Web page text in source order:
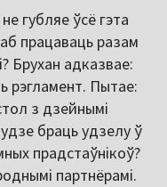
губляе ўсё гэта
працаваць разам
Брухан адказвае:
рэгламент. Пытае:
з дзейнымі
браць удзелу ў
прадстаўнікоў?
партнёрамі.